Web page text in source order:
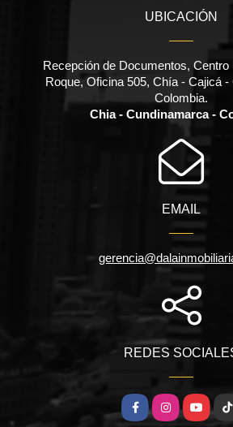
UBICACIÓN
Recepción de Documentos, Centro
Roque, Oficina 505, Chía - Cajicá
Colombia.
Chia - Cundinamarca -
EMAIL
REDES
FacebookInstagramYouTube